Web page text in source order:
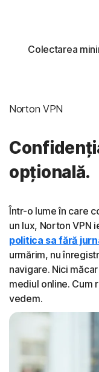
Colectarea
Norton VPN
opțională.
Într-o lume în care
un lux, Norton VPN
politica sa fără
urmărim, nu
navigare. Nici
mediul online. Cum
vedem.